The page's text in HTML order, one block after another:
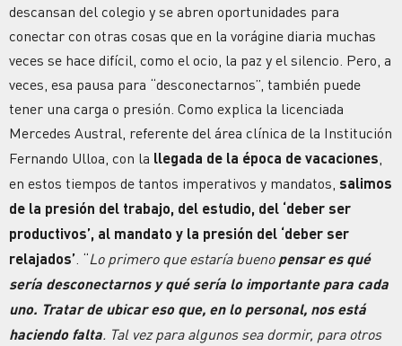
descansan del colegio y se abren oportunidades para
conectar con otras cosas que en la vorágine diaria muchas
veces se hace difícil, como el ocio, la paz y el silencio. Pero, a
veces, esa pausa para “desconectarnos”, también puede
tener una carga o presión. Como explica la licenciada
Mercedes Austral, referente del área clínica de la Institución
Fernando Ulloa, con la llegada de la época de vacaciones,
en estos tiempos de tantos imperativos y mandatos, salimos
de la presión del trabajo, del estudio, del ‘deber ser
productivos’, al mandato y la presión del ‘deber ser
relajados’. “Lo primero que estaría bueno pensar es qué
sería desconectarnos y qué sería lo importante para cada
uno. Tratar de ubicar eso que, en lo personal, nos está
haciendo falta. Tal vez para algunos sea dormir, para otros